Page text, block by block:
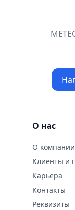
О нас
О компании
Клиенты и
Карьера
Контaкты
Реквизиты